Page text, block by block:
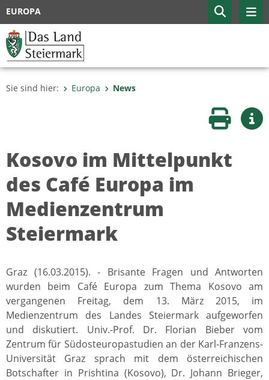
EUROPA
Sie sind hier: Europa News
Seite
Kosovo im Mittelpunkt
des Café Europa im
Medienzentrum
Steiermark
Graz (16.03.2015). - Brisante Fragen und Antworten
wurden beim Café Europa zum Thema Kosovo am
vergangenen Freitag, dem 13. März 2015, im
Medienzentrum des Landes Steiermark aufgeworfen
und diskutiert. Univ.-Prof. Dr. Florian Bieber vom
Zentrum für Südosteuropastudien an der Karl-Franzens-
Universität Graz sprach mit dem österreichischen
Botschafter in Prishtina (Kosovo), Dr. Johann Brieger,